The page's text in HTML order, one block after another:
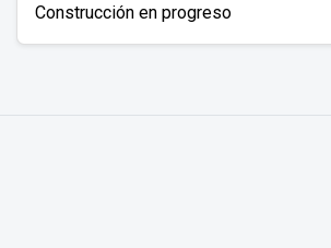
Construcción en progreso